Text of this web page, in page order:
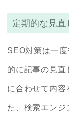
定期的な見直
SEO対策は一
的に記事の見直
に合わせて内容
た、検索エンジ